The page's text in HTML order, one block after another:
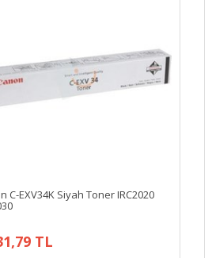
C-EXV34K Siyah Toner IRC2020
TL